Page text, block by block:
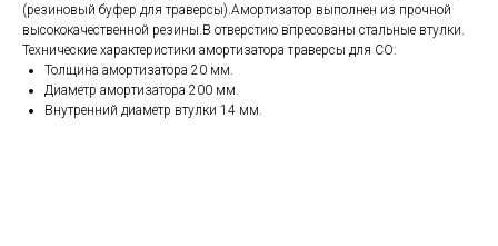
(резиновый буфер для траверсы).Амортизатор выполнен из прочной
высококачественной резины.В отверстию впресованы стальные втулки.
Технические характеристики амортизатора траверсы для СО:
Толщина амортизатора 20 мм.
Диаметр амортизатора 200 мм.
Внутренний диаметр втулки 14 мм.